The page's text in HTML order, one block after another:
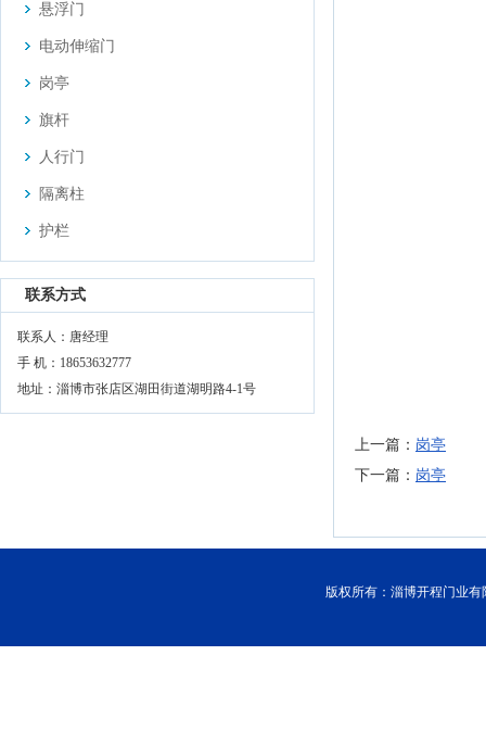
悬浮门
电动伸缩门
岗亭
旗杆
人行门
隔离柱
护栏
联系方式
联系人：唐经理
手 机：18653632777
地址：淄博市张店区湖田街道湖明路4-1号
上一篇： 岗亭
下一篇： 岗亭
版权所有：淄博开程门业